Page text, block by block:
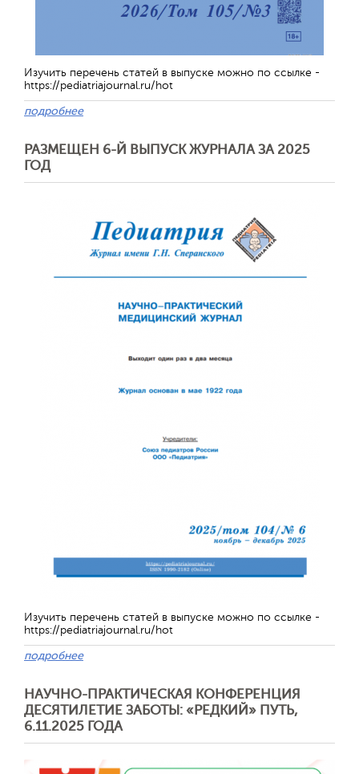
Изучить перечень статей в выпуске можно по ссылке -
https://pediatriajournal.ru/hot
подробнее
РАЗМЕЩЕН 6-Й ВЫПУСК ЖУРНАЛА ЗА 2025
ГОД
Изучить перечень статей в выпуске можно по ссылке -
https://pediatriajournal.ru/hot
подробнее
НАУЧНО-ПРАКТИЧЕСКАЯ КОНФЕРЕНЦИЯ
ДЕСЯТИЛЕТИЕ ЗАБОТЫ: «РЕДКИЙ» ПУТЬ,
6.11.2025 ГОДА